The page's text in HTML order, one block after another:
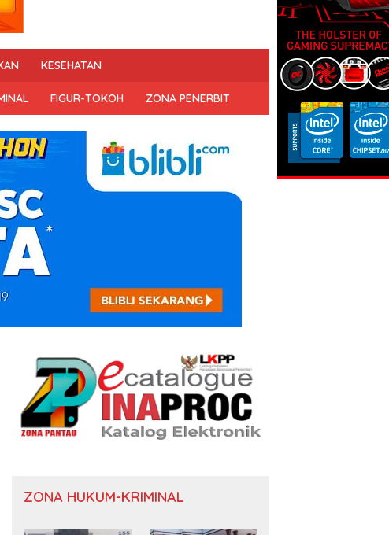
KESEHATAN
FIGUR-TOKOH ZONA PENERBIT
Bupati Buka Pelatihan dan Uji
ZONA HUKUM-KRIMINAL